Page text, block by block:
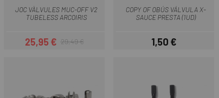
JOC VÀLVULES MUC-OFF V2
TUBELESS ARCOIRIS
Preu
25,95 €Preu regular
29,49 €
COPY OF OBÚS VÁLVULA X-
SAUCE PRESTA (1UD)
Preu
1,50 €